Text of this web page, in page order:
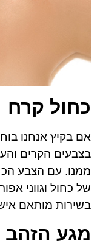
כחול קרח
אם בקיץ אנחנו
בצבעים הקרים
ממנו. עם הצבע
של כחול וגווני
בשירות מותאם
מגע הזהב